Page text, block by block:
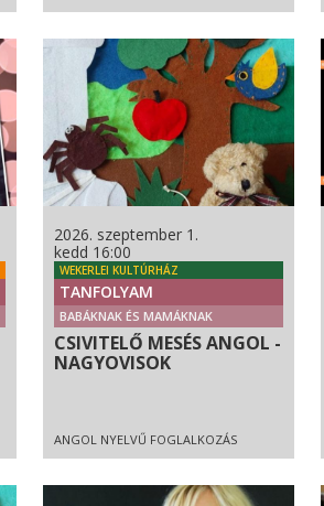
2026. szeptember 1.
kedd 16:00
WEKERLEI KULTÚRHÁZ
TANFOLYAM
BABÁKNAK ÉS MAMÁKNAK
CSIVITELŐ MESÉS ANGOL -
NAGYOVISOK
ANGOL NYELVŰ FOGLALKOZÁS